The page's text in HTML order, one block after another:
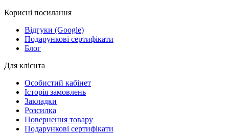
Корисні посилання
Відгуки (Google)
Подарункові сертифікати
Блог
Для клієнта
Особистий кабінет
Історія замовлень
Закладки
Розсилка
Повернення товару
Подарункові сертифікати